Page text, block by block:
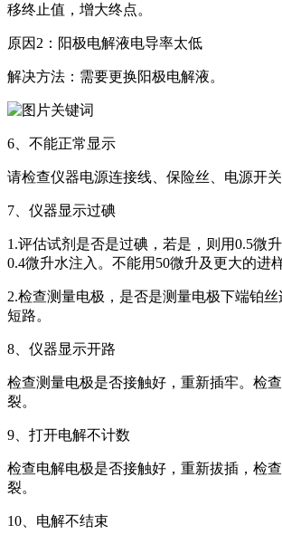
移终止值，增大终点。
原因2：阳极电解液电导率太低
解决方法：需要更换阳极电解液。
6、不能正常显示
请检查仪器电源连接线、保险丝、电源开关
7、仪器显示过碘
1.评估试剂是否是过碘，若是，则用0.5微
0.4微升水注入。不能用50微升及更大的进
2.检查测量电极，是否是测量电极下端铂
短路。
8、仪器显示开路
检查测量电极是否接触好，重新插牢。检
裂。
9、打开电解不计数
检查电解电极是否接触好，重新拔插，检
裂。
10、电解不结束